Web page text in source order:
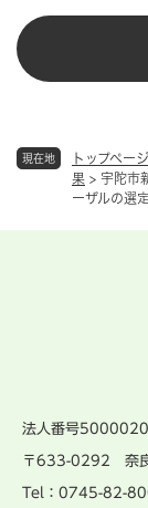
現在地 トップページ
果 > 宇陀市
ーザルの選
法人番号
〒633-0292 奈良
Tel：0745-82-